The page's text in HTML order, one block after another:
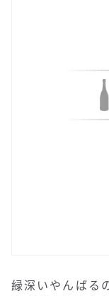
緑深いやんばる